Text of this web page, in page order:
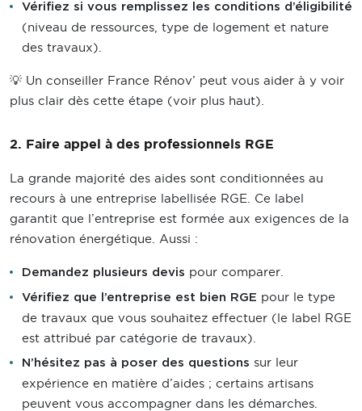
Vérifiez si vous remplissez les conditions d’éligibilité
(niveau de ressources, type de logement et nature
des travaux).
💡 Un conseiller France Rénov’ peut vous aider à y voir
plus clair dès cette étape (voir plus haut).
2. Faire appel à des professionnels RGE
La grande majorité des aides sont conditionnées au
recours à une entreprise labellisée RGE. Ce label
garantit que l’entreprise est formée aux exigences de la
rénovation énergétique. Aussi :
Demandez plusieurs devis pour comparer.
Vérifiez que l’entreprise est bien RGE pour le type
de travaux que vous souhaitez effectuer (le label RGE
est attribué par catégorie de travaux).
N’hésitez pas à poser des questions sur leur
expérience en matière d’aides ; certains artisans
peuvent vous accompagner dans les démarches.